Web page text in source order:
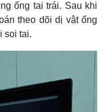
ống tai trái. Sau khi
theo dõi dị vật ống
soi tai.